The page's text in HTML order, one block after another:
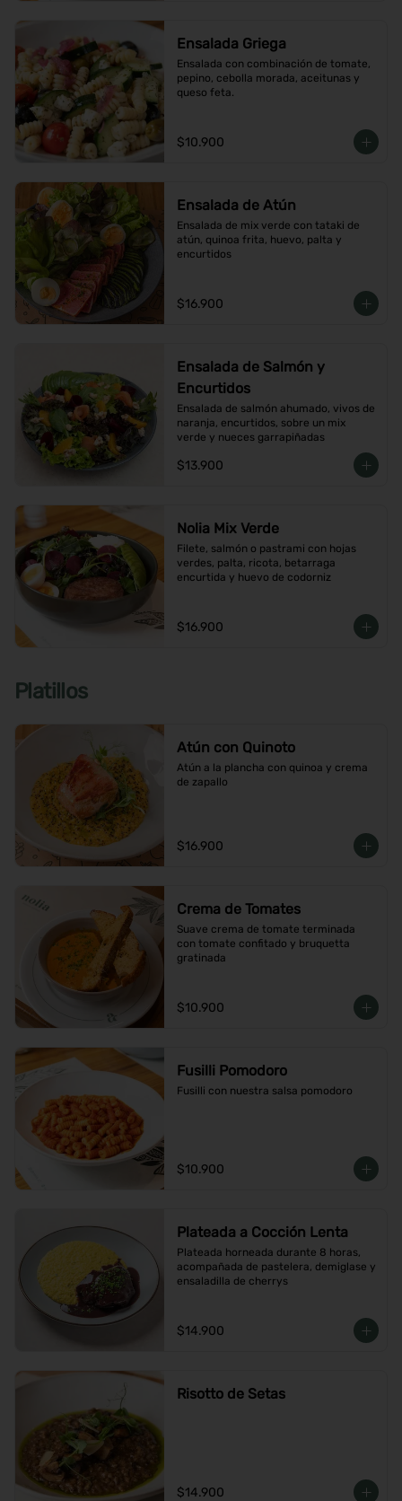
Ensalada Griega
Ensalada con combinación de tomate,
pepino, cebolla morada, aceitunas y
queso feta.
$10.900
Ensalada de Atún
Ensalada de mix verde con tataki de
atún, quinoa frita, huevo, palta y
encurtidos
$16.900
Ensalada de Salmón y
Encurtidos
Ensalada de salmón ahumado, vivos de
naranja, encurtidos, sobre un mix
verde y nueces garrapiñadas
$13.900
Nolia Mix Verde
Filete, salmón o pastrami con hojas
verdes, palta, ricota, betarraga
encurtida y huevo de codorniz
$16.900
Platillos
Atún con Quinoto
Atún a la plancha con quinoa y crema
de zapallo
$16.900
Crema de Tomates
Suave crema de tomate terminada
con tomate confitado y bruquetta
gratinada
$10.900
Fusilli Pomodoro
Fusilli con nuestra salsa pomodoro
$10.900
Plateada a Cocción Lenta
Plateada horneada durante 8 horas,
acompañada de pastelera, demiglase y
ensaladilla de cherrys
$14.900
Risotto de Setas
$14.900